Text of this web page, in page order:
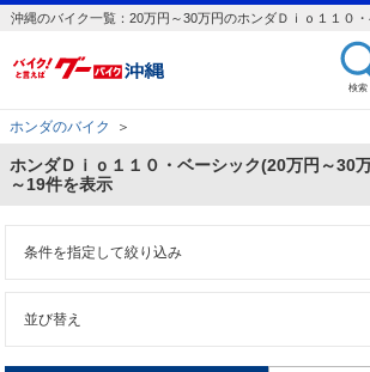
沖縄のバイク一覧：20万円～30万円のホンダＤｉｏ１１０
検索
ホンダのバイク ＞
ホンダＤｉｏ１１０・ベーシック(20万円～30
～19件を表示
条件を指定して絞り込み
並び替え